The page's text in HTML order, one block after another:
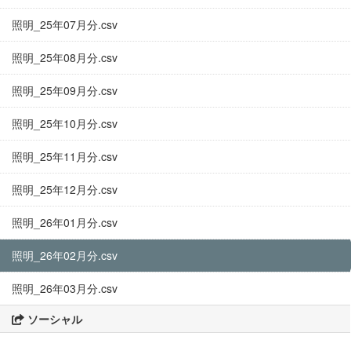
照明_25年07月分.csv
照明_25年08月分.csv
照明_25年09月分.csv
照明_25年10月分.csv
照明_25年11月分.csv
照明_25年12月分.csv
照明_26年01月分.csv
照明_26年02月分.csv
照明_26年03月分.csv
ソーシャル